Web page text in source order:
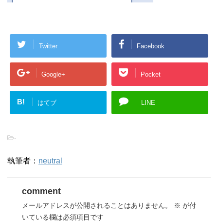
Twitter Facebook
Google+ Pocket
B! はてブ LINE
-
執筆者： neutral
comment
メールアドレスが公開されることはありません。 ※ が付
いている欄は必須項目です